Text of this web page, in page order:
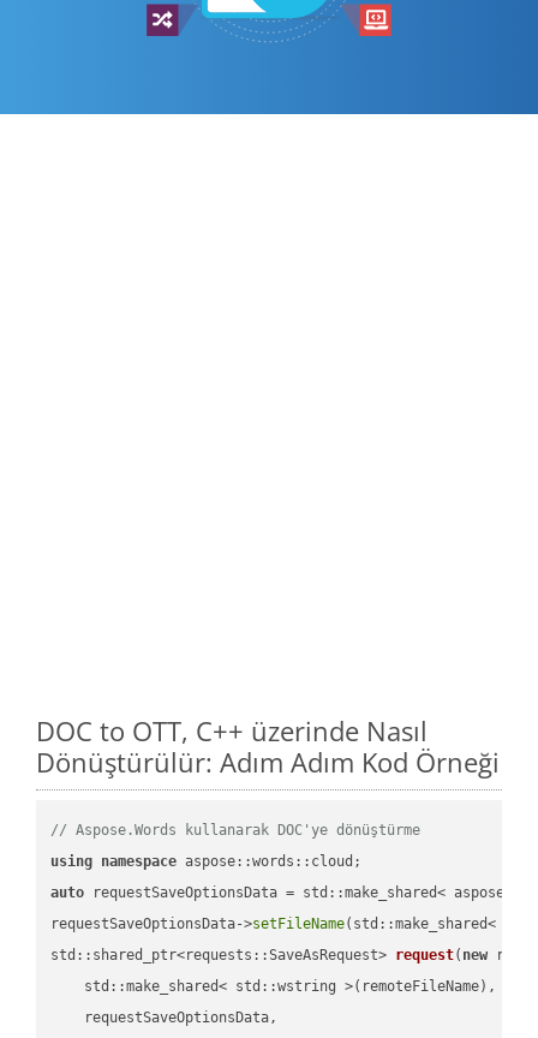
DOC to OTT, C++ üzerinde Nasıl
Dönüştürülür: Adım Adım Kod Örneği
// Aspose.Words kullanarak DOC'ye dönüştürme
using namespace
auto requestSaveOptionsData = std::make_shared<
requestSaveOptionsData->setFileName(std::make_shared<
std::shared_ptr<requests::SaveAsRequest> request( new
    std::make_shared< std::wstring >(remoteFileName),
    requestSaveOptionsData,